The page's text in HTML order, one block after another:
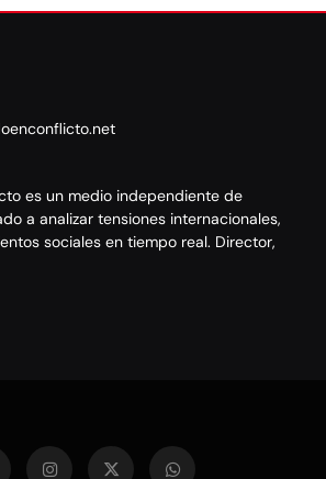
es un medio independiente de
a analizar tensiones internacionales,
sociales en tiempo real. Director,